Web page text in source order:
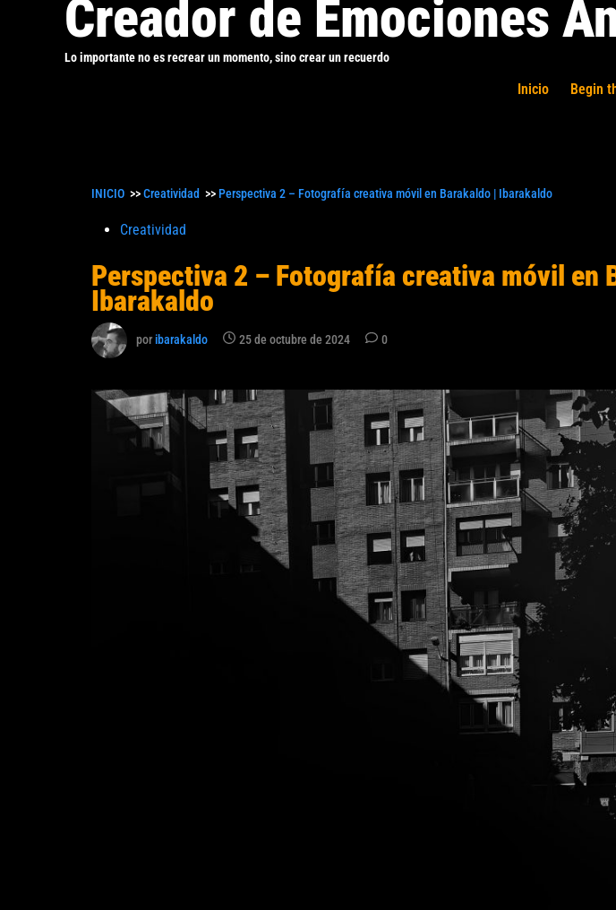
Creador de Emociones
Lo importante no es recrear un momento, sino crear un recuerdo
Inicio Begin
INICIO >>Creatividad >> Perspectiva 2 – Fotografía creativa móvil en Barakaldo | Ibarakaldo
Publicado
Creatividad
Perspectiva 2 – Fotografía creativa móvil en
Ibarakaldo
poribarakaldo 25 de octubre de 2024 0